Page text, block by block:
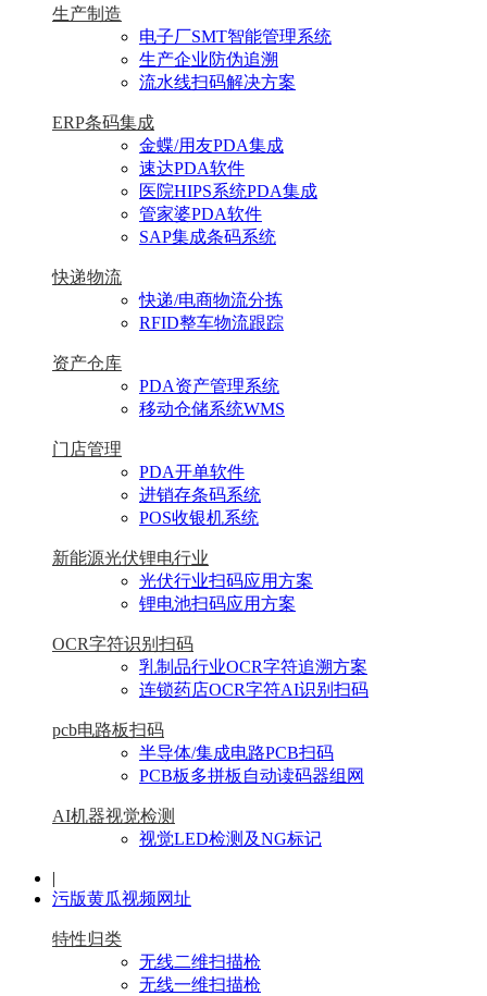
生产制造
电子厂SMT智能管理系统
生产企业防伪追溯
流水线扫码解决方案
ERP条码集成
金蝶/用友PDA集成
速达PDA软件
医院HIPS系统PDA集成
管家婆PDA软件
SAP集成条码系统
快递物流
快递/电商物流分拣
RFID整车物流跟踪
资产仓库
PDA资产管理系统
移动仓储系统WMS
门店管理
PDA开单软件
进销存条码系统
POS收银机系统
新能源光伏锂电行业
光伏行业扫码应用方案
锂电池扫码应用方案
OCR字符识别扫码
乳制品行业OCR字符追溯方案
连锁药店OCR字符AI识别扫码
pcb电路板扫码
半导体/集成电路PCB扫码
PCB板多拼板自动读码器组网
AI机器视觉检测
视觉LED检测及NG标记
|
污版黄瓜视频网址
特性归类
无线二维扫描枪
无线一维扫描枪